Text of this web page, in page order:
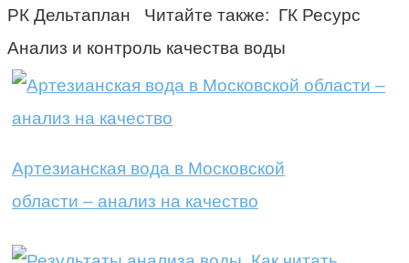
РК Дельтаплан Читайте также: ГК Ресурс
Анализ и контроль качества воды
Артезианская вода в Московской
области – анализ на качество